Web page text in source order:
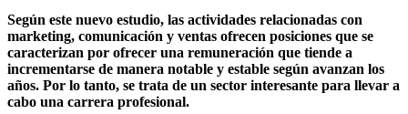
Según este nuevo estudio, las actividades relacionadas con
marketing, comunicación y ventas ofrecen posiciones que se
caracterizan por ofrecer una remuneración que tiende a
incrementarse de manera notable y estable según avanzan los
años. Por lo tanto, se trata de un sector interesante para llevar a
cabo una carrera profesional.